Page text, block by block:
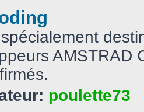
AMSTRAD
poulette73